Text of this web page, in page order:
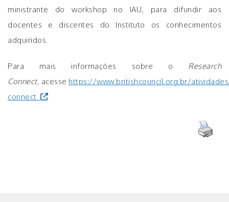
ministrante do workshop no IAU, para difundir aos
docentes e discentes do Instituto os conhecimentos
adquiridos.
Para mais informações sobre o Research
Connect, acesse https://www.britishcouncil.org.br/
connect